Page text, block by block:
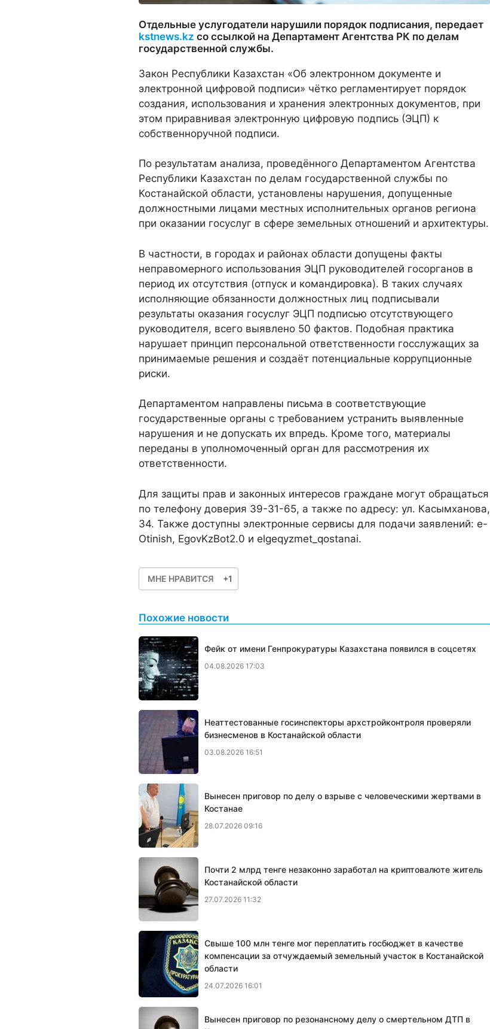
Отдельные услугодатели нарушили порядок подписания, передает
kstnews.kz со ссылкой на Департамент Агентства РК по делам
государственной службы.
​Закон Республики Казахстан «Об электронном документе и
электронной цифровой подписи» чётко регламентирует порядок
создания, использования и хранения электронных документов, при
этом приравнивая электронную цифровую подпись (ЭЦП) к
собственноручной подписи.
По результатам анализа, проведённого Департаментом Агентства
Республики Казахстан по делам государственной службы по
Костанайской области, установлены нарушения, допущенные
должностными лицами местных исполнительных органов региона
при оказании госуслуг в сфере земельных отношений и архитектуры.
В частности, в городах и районах области допущены факты
неправомерного использования ЭЦП руководителей госорганов в
период их отсутствия (отпуск и командировка). В таких случаях
исполняющие обязанности должностных лиц подписывали
результаты оказания госуслуг ЭЦП подписью отсутствующего
руководителя, всего выявлено 50 фактов. Подобная практика
нарушает принцип персональной ответственности госслужащих за
принимаемые решения и создаёт потенциальные коррупционные
риски.
Департаментом направлены письма в соответствующие
государственные органы с требованием устранить выявленные
нарушения и не допускать их впредь. Кроме того, материалы
переданы в уполномоченный орган для рассмотрения их
ответственности.
Для защиты прав и законных интересов граждане могут обращаться
по телефону доверия 39-31-65, а также по адресу: ул. Касымханова,
34. Также доступны электронные сервисы для подачи заявлений: e-
Otinish, EgovKzBot2.0 и elgeqyzmet_qostanai.
МНЕ НРАВИТСЯ +1
Похожие новости
Фейк от имени Генпрокуратуры Казахстана появился в соцсетях
04.08.2026 17:03
Неаттестованные госинспекторы архстройконтроля проверяли
бизнесменов в Костанайской области
03.08.2026 16:51
Вынесен приговор по делу о взрыве с человеческими жертвами в
Костанае
28.07.2026 09:16
Почти 2 млрд тенге незаконно заработал на криптовалюте житель
Костанайской области
27.07.2026 11:32
Свыше 100 млн тенге мог переплатить госбюджет в качестве
компенсации за отчуждаемый земельный участок в Костанайской
области
24.07.2026 16:01
Вынесен приговор по резонансному делу о смертельном ДТП в